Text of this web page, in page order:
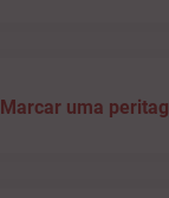
Marcar uma